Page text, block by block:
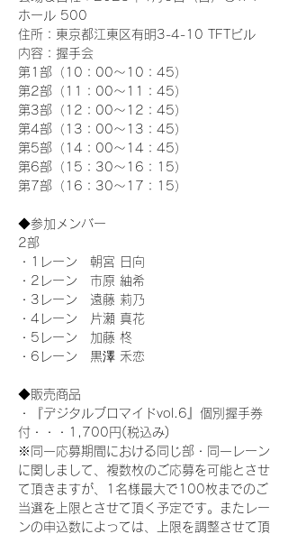
ホール 500
住所：東京都江東区有明3-4-10 TFTビル
内容：握手会
第1部（10：00～10：45）
第2部（11：00～11：45）
第3部（12：00～12：45）
第4部（13：00～13：45）
第5部（14：00～14：45）
第6部（15：30～16：15）
第7部（16：30～17：15）
◆参加メンバー
2部
・1レーン　朝宮 日向
・2レーン　市原 紬希
・3レーン　遠藤 莉乃
・4レーン　片瀬 真花
・5レーン　加藤 柊
・6レーン　黒澤 禾恋
◆販売商品
・『デジタルブロマイドvol.6』個別握手券
付・・・1,700円(税込み)
※同一応募期間における同じ部・同一レーン
に関しまして、複数枚のご応募を可能とさせ
て頂きますが、1名様最大で100枚までのご
当選を上限とさせて頂く予定です。またレー
ンの申込数によっては、上限を調整させて頂